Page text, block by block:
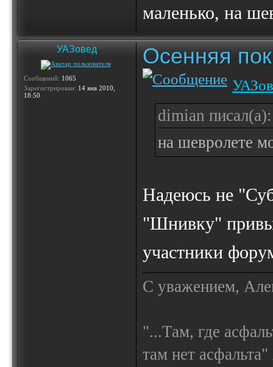
маленько, на
УАЗовед
Сообщений: 1065
Зарегистрирован: 14 янв 2010,
18:50
Осенняя
dimian писал(а):
на шевролете
Надеюсь не
"Шнивку"
участники
С уважением,
"...Там, где
там нет